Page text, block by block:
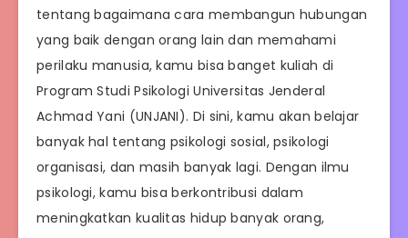
tentang bagaimana cara membangun hubungan
yang baik dengan orang lain dan memahami
perilaku manusia, kamu bisa banget kuliah di
Program Studi Psikologi Universitas Jenderal
Achmad Yani (UNJANI). Di sini, kamu akan belajar
banyak hal tentang psikologi sosial, psikologi
organisasi, dan masih banyak lagi. Dengan ilmu
psikologi, kamu bisa berkontribusi dalam
meningkatkan kualitas hidup banyak orang,